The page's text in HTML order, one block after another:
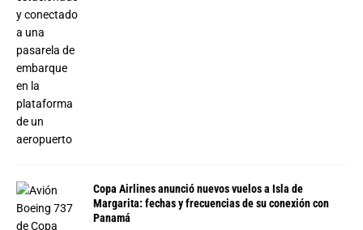
Copa Airlines anunció nuevos vuelos a Isla de
Margarita: fechas y frecuencias de su conexión con
Panamá